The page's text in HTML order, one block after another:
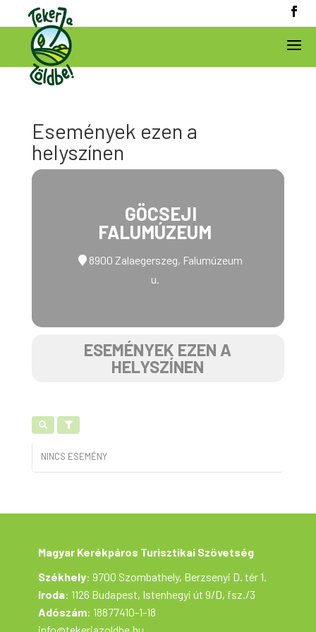
Események ezen a
helyszínen
GÖCSEJI
FALUMÚZEUM
8900 Zalaegerszeg, Falumúzeum
u.
ESEMÉNYEK EZEN A
HELYSZÍNEN
NINCS ESEMÉNY
Magyar Kerékpáros Turisztikai Szövetség
Székhely: 9700 Szombathely, Berzsenyi D. tér 1.
Iroda: 1126 Budapest, Istenhegyi út 9/D, fsz./3
Adószám: 18877410-1-18